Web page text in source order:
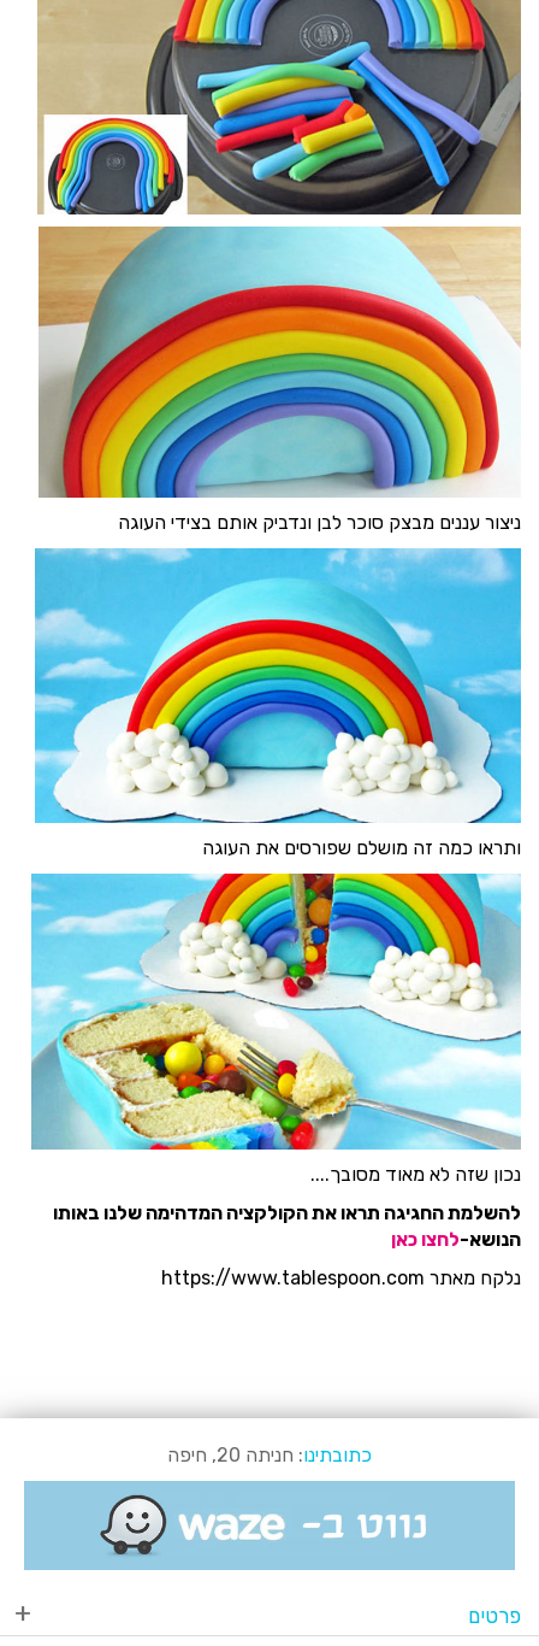
ניצור עננים מבצק סוכר לבן ונדביק אותם בצידי העוגה
ותראו כמה זה מושלם שפורסים את העוגה
נכון שזה לא מאוד מסובך....
להשלמת החגיגה תראו את הקולקציה המדהימה שלנו באותו
הנושא-לחצו כאן
נלקח מאתר https://www.tablespoon.com
כתובתינו: חניתה 20, חיפה
פרטים